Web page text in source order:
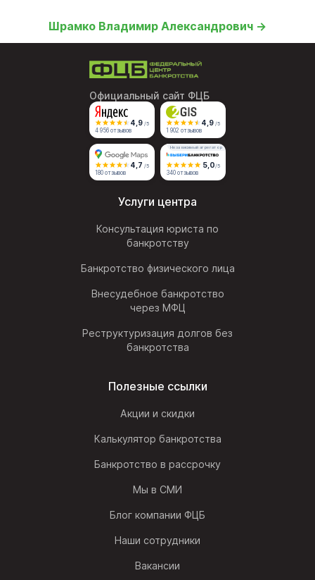
Шрамко Владимир Александрович →
Официальный сайт ФЦБ
4,9 /5
4 956 отзывов
4,9 /5
1 902 отзывов
4,7 /5
180 отзывов
Независимый агрегатор
5,0/5
340 отзывов
Услуги центра
Консультация юриста по
банкротству
Банкротство физического лица
Внесудебное банкротство
через МФЦ
Реструктуризация долгов без
банкротства
Полезные ссылки
Акции и скидки
Калькулятор банкротства
Банкротство в рассрочку
Мы в СМИ
Блог компании ФЦБ
Наши сотрудники
Вакансии